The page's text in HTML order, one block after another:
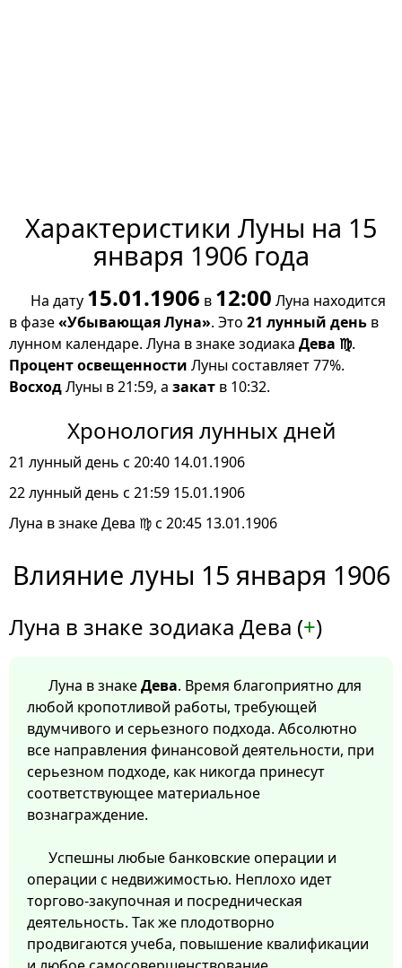
Характеристики Луны на 15
января 1906 года
На дату 15.01.1906 в 12:00 Луна находится
в фазе«Убывающая Луна». Это 21 лунный день в
лунном календаре. Луна в знаке зодиака Дева ♍.
Процент освещенности Луны составляет 77%.
ВосходЛуны в 21:59, а закат в 10:32.
Хронология лунных дней
21 лунный день с 20:40 14.01.1906
22 лунный день с 21:59 15.01.1906
Луна в знаке Дева ♍ с 20:45 13.01.1906
Влияние луны 15 января 1906
Луна в знаке зодиака Дева (+)
Луна в знакеДева. Время благоприятно для
любой кропотливой работы, требующей
вдумчивого и серьезного подхода. Абсолютно
все направления финансовой деятельности, при
серьезном подходе, как никогда принесут
соответствующее материальное
вознаграждение.
Успешны любые банковские операции и
операции с недвижимостью. Неплохо идет
торгово-закупочная и посредническая
деятельность. Так же плодотворно
продвигаются учеба, повышение квалификации